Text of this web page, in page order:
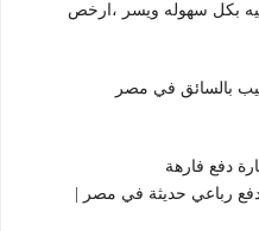
بكل سهوله ويسر ،ارخص
،فئة جيب بالسائق في مصر
دفع فارهة
دفع رباعي حديثة في مصر |